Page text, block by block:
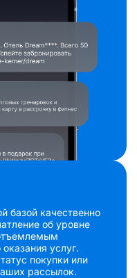
базой качественно
об уровне
услуг.
покупки или
рассылок.